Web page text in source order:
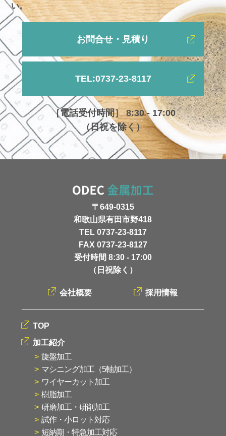
い。
お問合せ・見積り
TEL:0737-23-8117
［電話受付時間］ 8:30 - 17:00
（日祝を除く）
〒649-0315
和歌山県有田市野418
TEL 0737-23-8117
FAX 0737-23-8127
受付時間 8:30 - 17:00
（日祝除く）
会社概要 採用情報
TOP
加工紹介
旋盤加工
マシニング加工（5軸加工）
ワイヤーカット加工
樹脂加工
研磨加工・研削加工
試作・小ロット対応
短納期・特急加工対応